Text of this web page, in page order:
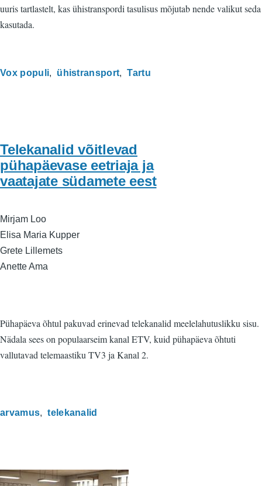
uuris tartlastelt, kas ühistranspordi tasulisus mõjutab nende valikut seda
kasutada.
Vox populi ühistransport Tartu
Telekanalid võitlevad
pühapäevase eetriaja ja
vaatajate südamete eest
Mirjam Loo
Elisa Maria Kupper
Grete Lillemets
Anette Ama
Pühapäeva õhtul pakuvad erinevad telekanalid meelelahutuslikku sisu.
Nädala sees on populaarseim kanal ETV, kuid pühapäeva õhtuti
vallutavad telemaastiku TV3 ja Kanal 2.
arvamus telekanalid